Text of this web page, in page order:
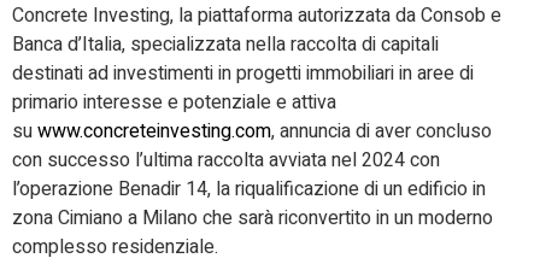
Concrete Investing, la piattaforma autorizzata da Consob e
Banca d’Italia, specializzata nella raccolta di capitali
destinati ad investimenti in progetti immobiliari in aree di
primario interesse e potenziale e attiva
suwww.concreteinvesting.com, annuncia di aver concluso
con successo l’ultima raccolta avviata nel 2024 con
l’operazione Benadir 14, la riqualificazione di un edificio in
zona Cimiano a Milano che sarà riconvertito in un moderno
complesso residenziale.